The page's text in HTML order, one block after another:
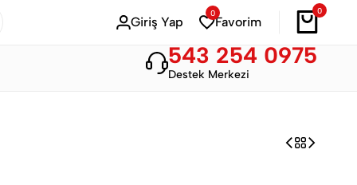
Bahar ModasıHemen Alışveriş Yap
Giriş Yap
0
Favorim
0
543 254 0975
Destek Merkezi